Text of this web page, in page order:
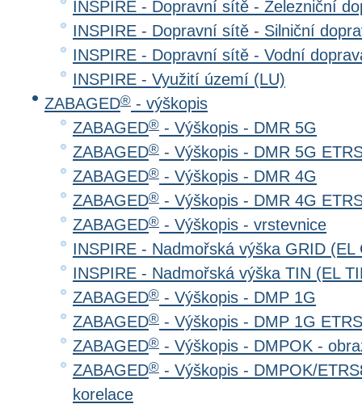
INSPIRE - Dopravní sítě - Železniční
INSPIRE - Dopravní sítě - Silniční
INSPIRE - Dopravní sítě - Vodní
INSPIRE - Využití území (LU)
ZABAGED® - výškopis
ZABAGED® - Výškopis - DMR 5G
ZABAGED® - Výškopis - DMR 5G
ZABAGED® - Výškopis - DMR 4G
ZABAGED® - Výškopis - DMR 4G
ZABAGED® - Výškopis - vrstevnice
INSPIRE - Nadmořská výška GRID (EL
INSPIRE - Nadmořská výška TIN (EL
ZABAGED® - Výškopis - DMP 1G
ZABAGED® - Výškopis - DMP 1G
ZABAGED® - Výškopis - DMPOK -
ZABAGED® - Výškopis - DMPOK/
korelace